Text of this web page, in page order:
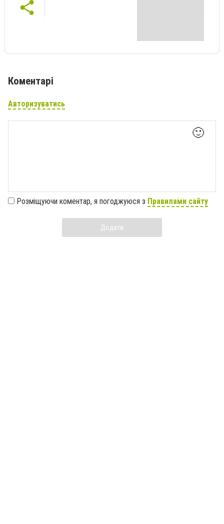
Коментарі
Авторизуватись
🙂
Розміщуючи коментар, я погоджуюся з Правилами сайту
Додати